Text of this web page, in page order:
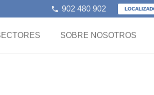
phone 902 480 902
SOBRE NOSOTROS